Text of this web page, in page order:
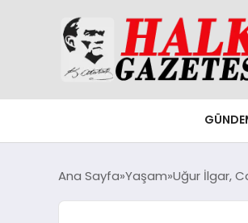
Ana Sayfa Yaşam Uğur İlgar,